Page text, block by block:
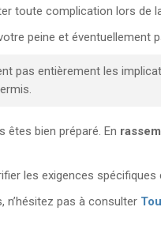
toute complication lors de
peine et éventuellement
pas entièrement les
êtes bien préparé. En
les exigences
pas à consulter